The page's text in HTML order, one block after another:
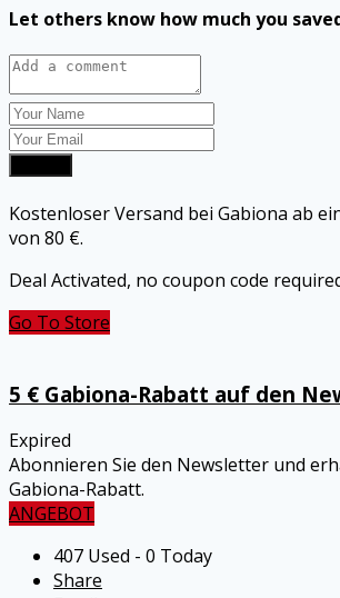
Let others know how much you
Kostenloser Versand bei Gabiona ab
von 80 €.
Deal Activated, no coupon code
Go To Store
5 € Gabiona-Rabatt auf den
Expired
Abonnieren Sie den Newsletter und
Gabiona-Rabatt.
ANGEBOT
407 Used - 0 Today
Share